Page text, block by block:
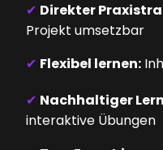
✔ Direkter
Projekt umsetzbar
✔ Flexibel lernen:
✔ Nachhaltiger
interaktive Übungen